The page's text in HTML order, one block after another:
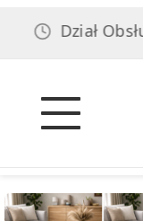
Dział Obsługi